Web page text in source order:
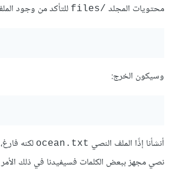
محتويات المجلد /files للتأكد من وجود
وسيكون الخرج:
أنشأنا إذًا الملف النصي ocean.txt لكنه
نصي مجهز ببعض الكلمات فسيفيدنا في ذلك الأمر